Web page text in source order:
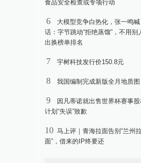
食品安全检查或专项行动
6
大模型竞争白热化，张一鸣喊
话：字节跳动“拒绝蒸馏”，不用别
出换榜单排名
7 宇树科技发行价150.8元
8 我国编制完成新版全月地质图
9
因凡蒂诺就出售世界杯赛事股
计划“失误”致歉
10 马上评｜青海拉面告别“兰州
面”，借来的IP终要还